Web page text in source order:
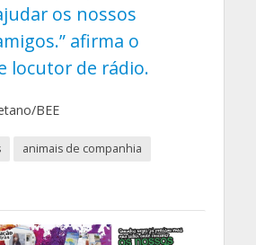
os nossos
afirma o
locutor de rádio.
BEE
animais de companhia